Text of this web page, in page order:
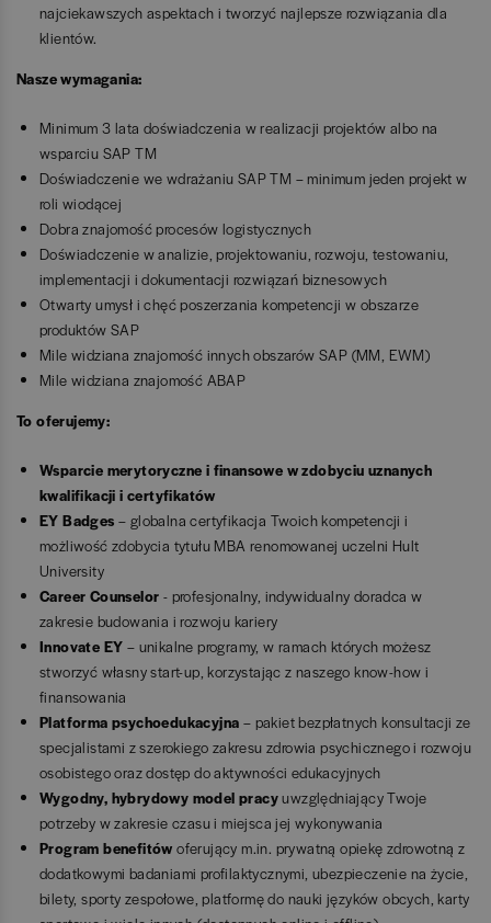
najciekawszych aspektach i tworzyć najlepsze rozwiązania dla
klientów.
Nasze wymagania:
Minimum 3 lata doświadczenia w realizacji projektów albo na
wsparciu SAP TM
Doświadczenie we wdrażaniu SAP TM – minimum jeden projekt w
roli wiodącej
Dobra znajomość procesów logistycznych
Doświadczenie w analizie, projektowaniu, rozwoju, testowaniu,
implementacji i dokumentacji rozwiązań biznesowych
Otwarty umysł i chęć poszerzania kompetencji w obszarze
produktów SAP
Mile widziana znajomość innych obszarów SAP (MM, EWM)
Mile widziana znajomość ABAP
To oferujemy:
Wsparcie merytoryczne i finansowe w zdobyciu uznanych
kwalifikacji i certyfikatów
EY Badges – globalna certyfikacja Twoich kompetencji i
możliwość zdobycia tytułu MBA renomowanej uczelni Hult
University
Career Counselor - profesjonalny, indywidualny doradca w
zakresie budowania i rozwoju kariery
Innovate EY – unikalne programy, w ramach których możesz
stworzyć własny start-up, korzystając z naszego know-how i
finansowania
Platforma psychoedukacyjna – pakiet bezpłatnych konsultacji ze
specjalistami z szerokiego zakresu zdrowia psychicznego i rozwoju
osobistego oraz dostęp do aktywności edukacyjnych
Wygodny, hybrydowy model pracyuwzględniający Twoje
potrzeby w zakresie czasu i miejsca jej wykonywania
Program benefitówoferujący m.in. prywatną opiekę zdrowotną z
dodatkowymi badaniami profilaktycznymi, ubezpieczenie na życie,
bilety, sporty zespołowe, platformę do nauki języków obcych, karty